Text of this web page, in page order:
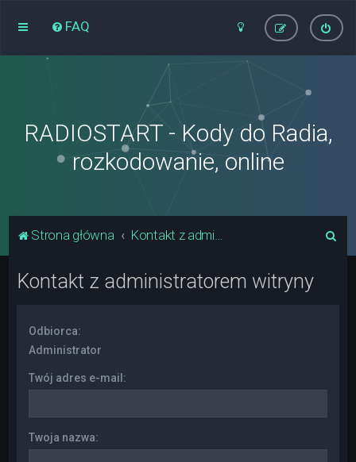
FAQ
RADIOSTART - Kody do Radia,
rozkodowanie, online
Strona główna Kontakt z administratorem witryny
Kontakt z administratorem witryny
Odbiorca:
Administrator
Twój adres e-mail:
Twoja nazwa: